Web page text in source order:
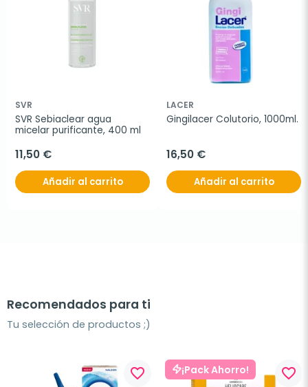
SVR
SVR Sebiaclear agua
micelar purificante, 400 ml
11,50 €
Añadir al carrito
LACER
Gingilacer Colutorio, 1000ml.
16,50 €
Añadir al carrito
Recomendados para ti
Tu selección de productos ;)
favorite_border ¡Pack Ahorro! favorite_border